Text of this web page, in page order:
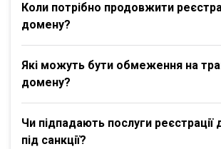
Коли потрібно продовжити
домену?
Які можуть бути обмеження на
домену?
Чи підпадають послуги реєстрації
під санкції?